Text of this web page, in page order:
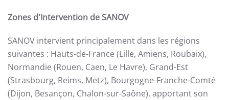
Zones d'Intervention de SANOV
SANOV intervient principalement dans les régions
suivantes : Hauts-de-France (Lille, Amiens, Roubaix),
Normandie (Rouen, Caen, Le Havre), Grand-Est
(Strasbourg, Reims, Metz), Bourgogne-Franche-Comté
(Dijon, Besançon, Chalon-sur-Saône), apportant son